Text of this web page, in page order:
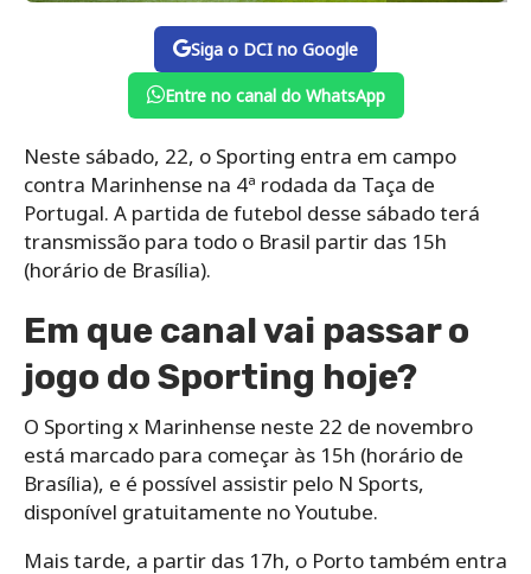
Siga o DCI no Google
Entre no canal do WhatsApp
Neste sábado, 22, o Sporting entra em campo
contra Marinhense na 4ª rodada da Taça de
Portugal. A partida de futebol desse sábado terá
transmissão para todo o Brasil partir das 15h
(horário de Brasília).
Em que canal vai passar o
jogo do Sporting hoje?
O Sporting x Marinhense neste 22 de novembro
está marcado para começar às 15h (horário de
Brasília), e é possível assistir pelo N Sports,
disponível gratuitamente no Youtube.
Mais tarde, a partir das 17h, o Porto também entra